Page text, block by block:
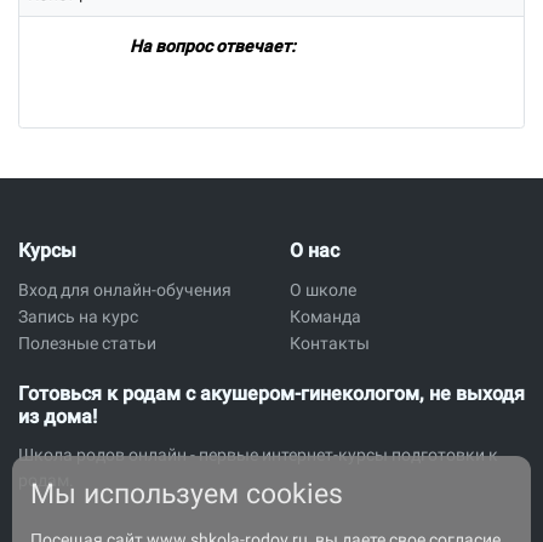
На вопрос отвечает:
Курсы
Вход для онлайн-обучения
Запись на курс
Полезные статьи
О нас
О школе
Команда
Контакты
Готовься к родам с акушером-гинекологом, не выходя
из дома!
Школа родов онлайн - первые интернет-курсы подготовки к
родам.
Мы используем cookies